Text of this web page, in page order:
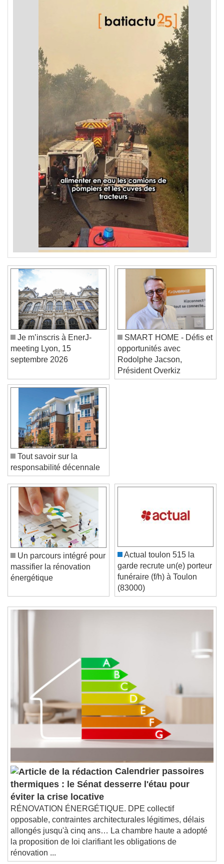
Video Player is loading.
Play Video
Play
Skip Backward
Skip Forward
Unmute
Current Time
Duration-:-
Loaded:0%
Playback Rate
Chapters
Chapters
Descriptions
descriptions off
settings dialog
subtitles off, selected
Audio Track
Picture-in-Picture
Fullscreen
This is a modal window.
Beginning of dialog window. Escape will cancel
and close the window.
Text
Je m’inscris à EnerJ-
meeting Lyon, 15
SMART HOME - Défis et
opportunités avec
Rodolphe Jacson,
Président Overkiz
Tout savoir sur la
responsabilité décennale
Un parcours intégré pour
massifier la rénovation
Actual toulon 515 la
garde recrute un(e) porteur
funéraire (f/h) à Toulon
(83000)
Calendrier passoires
thermiques : le Sénat desserre l'étau pour
éviter la crise locative
RÉNOVATION ÉNERGÉTIQUE. DPE collectif
opposable, contraintes architecturales légitimes, délais
allongés jusqu'à cinq ans… La chambre haute a adopté
la proposition de loi clarifiant les obligations de
rénovation ...